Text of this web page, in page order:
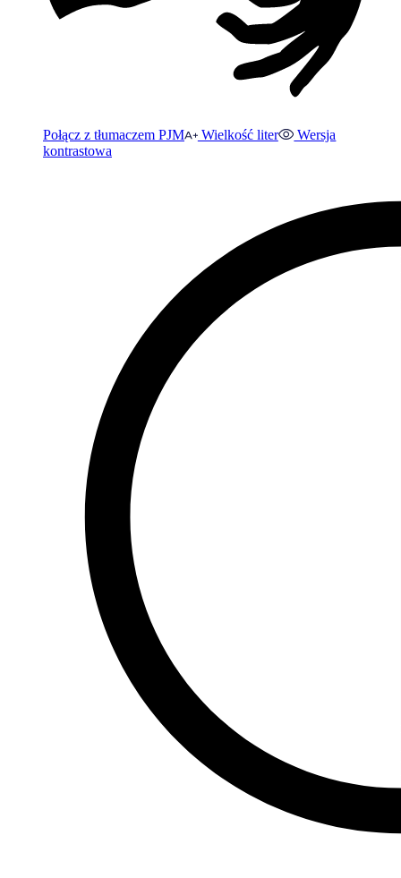
Połącz z tłumaczem PJM Wielkość liter
Wersja
kontrastowa